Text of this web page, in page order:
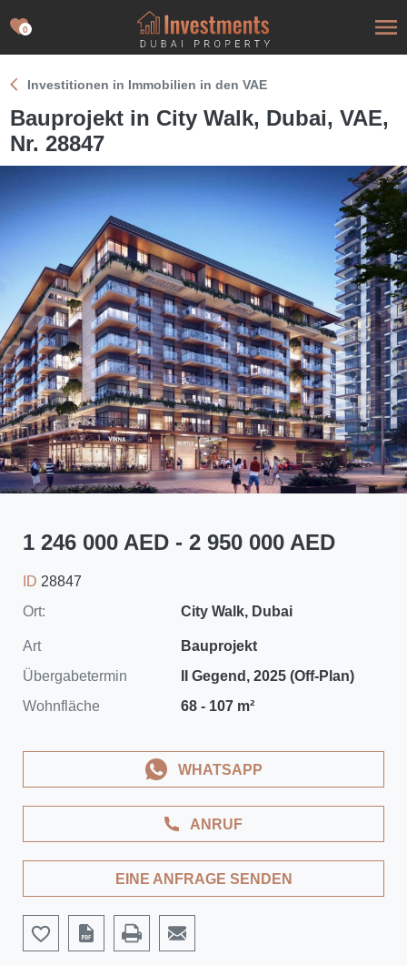
0
Investitionen in Immobilien in den VAE
Bauprojekt in City Walk, Dubai, VAE,
Nr. 28847
1 246 000 AED - 2 950 000 AED
ID 28847
Ort:
City Walk, Dubai
Art
Bauprojekt
Übergabetermin
II Gegend, 2025 (Off-Plan)
Wohnfläche
68 - 107 m²
ANRUF
WHATSAPP
EINE ANFRAGE SENDEN